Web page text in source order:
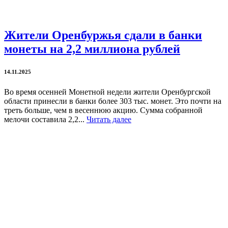
Жители Оренбуржья сдали в банки
монеты на 2,2 миллиона рублей
14.11.2025
Во время осенней Монетной недели жители Оренбургской
области принесли в банки более 303 тыс. монет. Это почти на
треть больше, чем в весеннюю акцию. Сумма собранной
мелочи составила 2,2... Читать далее